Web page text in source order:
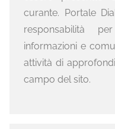
curante. Portale
responsabilità
informazioni e
attività di
campo del sito.